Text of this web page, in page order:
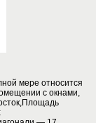
мере относится
с окнами,